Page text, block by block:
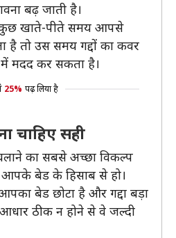
बढ़ जाती है।
खाते-पीते समय आपसे
है तो उस समय गद्दों का कवर
में मदद कर सकता है।
25% पढ़ लिया है
चाहिए सही
का सबसे अच्छा विकल्प
बेड के हिसाब से हो।
बेड छोटा है और गद्दा बड़ा
आधार ठीक न होने से वे जल्दी